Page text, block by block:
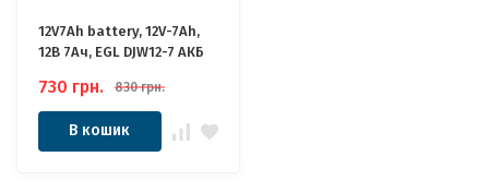
12V7Ah battery, 12V-7Ah,
12В 7Ач, EGL DJW12-7 АКБ
730 грн. 830 грн.
В кошик